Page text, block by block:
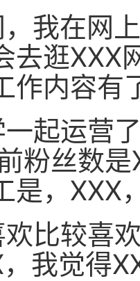
我在网
去逛XXX
作内容有
起运营
粉丝数
是，XXX
比较喜
我觉得